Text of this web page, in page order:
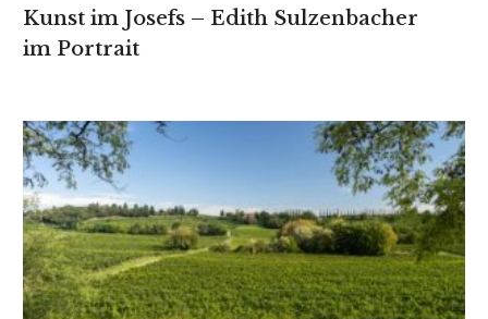
Kunst im Josefs – Edith Sulzenbacher
im Portrait